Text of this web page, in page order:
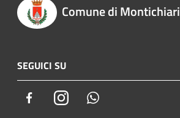
Comune di Montichiari
SEGUICI SU
FacebookInstagram